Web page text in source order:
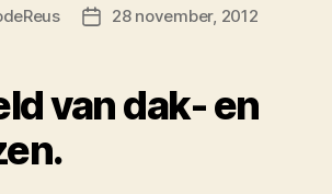
Berichtdatum
28 november, 2012
van dak- en